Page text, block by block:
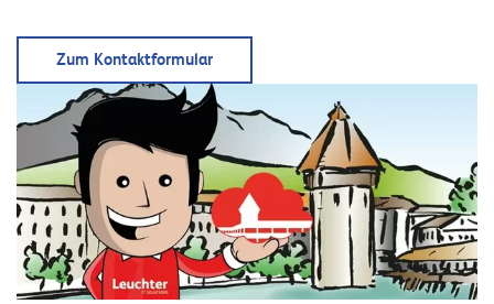
Zum Kontaktformular